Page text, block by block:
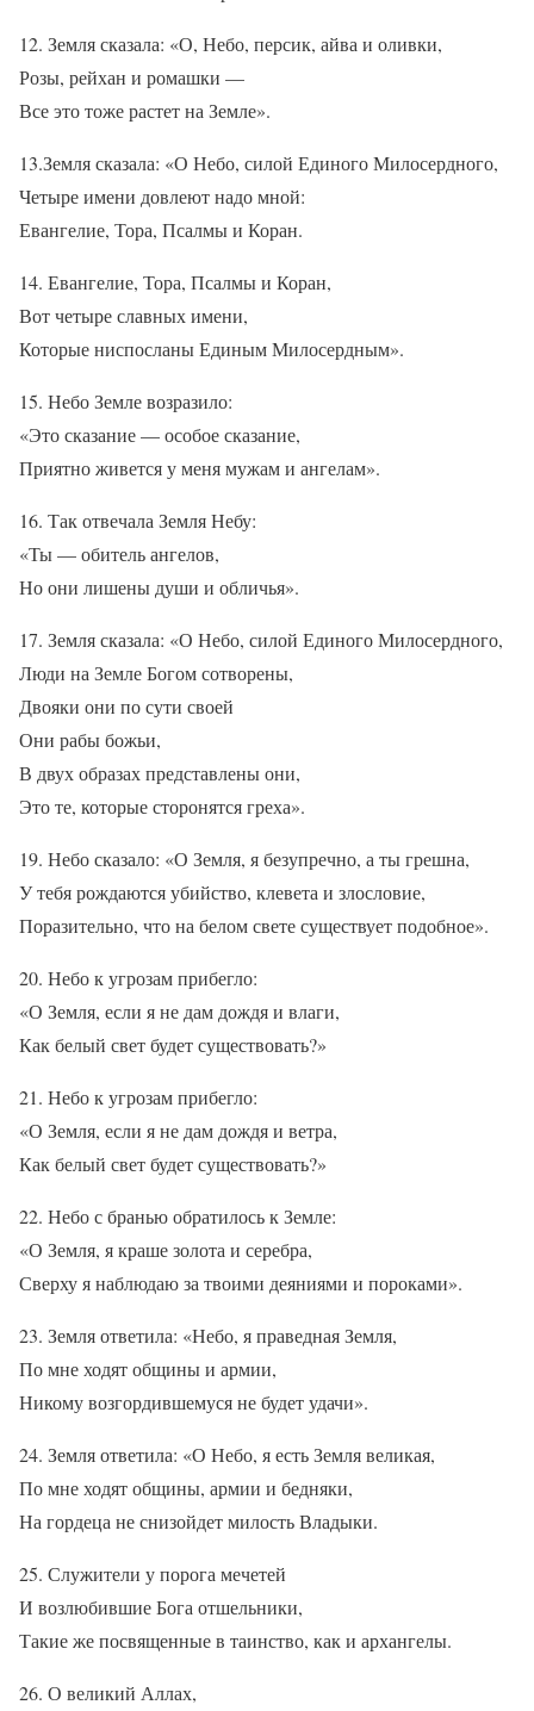
12. Земля сказала: «О, Небо, персик, айва и оливки,
Розы, рейхан и ромашки —
Все это тоже растет на Земле».
13.Земля сказала: «О Небо, силой Единого Милосердного,
Четыре имени довлеют надо мной:
Евангелие, Тора, Псалмы и Коран.
14. Евангелие, Тора, Псалмы и Коран,
Вот четыре славных имени,
Которые ниспосланы Единым Милосердным».
15. Небо Земле возразило:
«Это сказание — особое сказание,
Приятно живется у меня мужам и ангелам».
16. Так отвечала Земля Небу:
«Ты — обитель ангелов,
Но они лишены души и обличья».
17. Земля сказала: «О Небо, силой Единого Милосердного,
Люди на Земле Богом сотворены,
Двояки они по сути своей
Они рабы божьи,
В двух образах представлены они,
Это те, которые сторонятся греха».
19. Небо сказало: «О Земля, я безупречно, а ты грешна,
У тебя рождаются убийство, клевета и злословие,
Поразительно, что на белом свете существует подобное».
20. Небо к угрозам прибегло:
«О Земля, если я не дам дождя и влаги,
Как белый свет будет существовать?»
21. Небо к угрозам прибегло:
«О Земля, если я не дам дождя и ветра,
Как белый свет будет существовать?»
22. Небо с бранью обратилось к Земле:
«О Земля, я краше золота и серебра,
Сверху я наблюдаю за твоими деяниями и пороками».
23. Земля ответила: «Небо, я праведная Земля,
По мне ходят общины и армии,
Никому возгордившемуся не будет удачи».
24. Земля ответила: «О Небо, я есть Земля великая,
По мне ходят общины, армии и бедняки,
На гордеца не снизойдет милость Владыки.
25. Служители у порога мечетей
И возлюбившие Бога отшельники,
Такие же посвященные в таинство, как и архангелы.
26. О великий Аллах,